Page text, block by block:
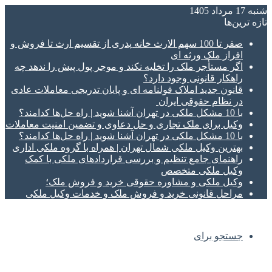
شنبه 17 مرداد 1405
تازه‌ ترین‌ها
صفر تا 100 سهم الارث خانه پدری از تقسیم ارث تا فروش و
افراز ملک ورثه ای
اگر مستأجر ملک را تخلیه نکند و موجر پول پیش را ندهد چه
راهکار قانونی وجود دارد؟
قانون جدید املاک قولنامه ای و پایان تدریجی معاملات عادی
در نظام حقوقی ایران
با 10 مشکل ملکی در تهران آشنا شوید | راه حل‌ها کدامند؟
وکیل برای ملک تجاری و حل دعاوی و تضمین امنیت معاملات
با 10 مشکل ملکی در تهران آشنا شوید | راه حل‌ها کدامند؟
بهترین وکیل ملکی شمال تهران | همراه با گروه ملکی اداری
راهنمای جامع تنظیم و بررسی قراردادهای ملکی با کمک
وکیل ملکی متخصص
وکیل ملکی و مشاوره حقوقی خرید و فروش ملک؛
مراحل قانونی خرید و فروش ملک و خدمات وکیل ملکی
جستجو برای